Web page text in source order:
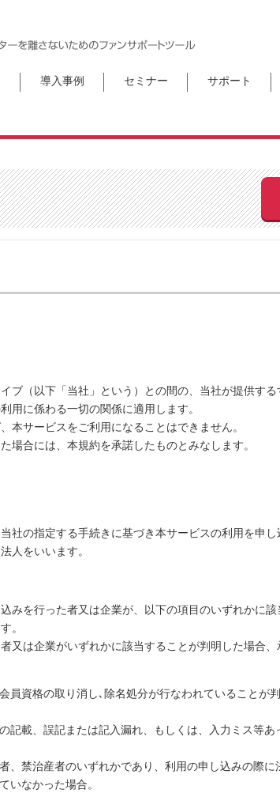
導入事例 セミナー サポート
ブ（以下「当社」という）との間の、当社が提供する
用に係わる一切の関係に適用します。
本サービスをご利用になることはできません。
場合には、本規約を承諾したものとみなします。
社の指定する手続きに基づき本サービスの利用を申
人をいいます。
みを行った者又は企業が、以下の項目のいずれかに該
。
又は企業がいずれかに該当することが判明した場合、
員資格の取り消し､除名処分が行なわれていることが
記載、誤記または記入漏れ、もしくは、入力ミス等あ
、禁治産者のいずれかであり、利用の申し込みの際に
いなかった場合。